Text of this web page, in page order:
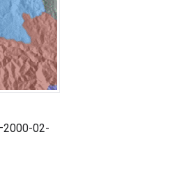
02-